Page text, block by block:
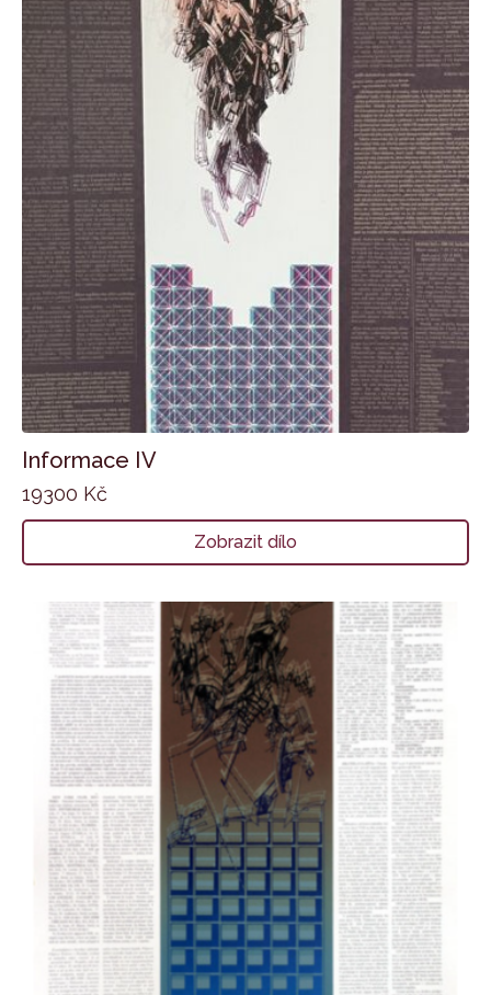
Informace IV
19300 Kč
Zobrazit dílo